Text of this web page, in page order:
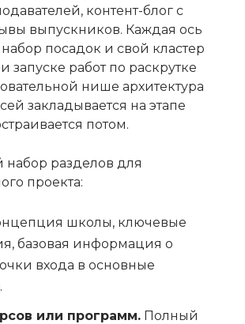
контент-блог с
выпускников. Каждая ось
посадок и свой кластер
запуске работ по раскрутке
нише архитектура
закладывается на этапе
потом.
разделов для
проекта:
школы, ключевые
базовая информация о
входа в основные
или программ. Полный
SEO-аудит